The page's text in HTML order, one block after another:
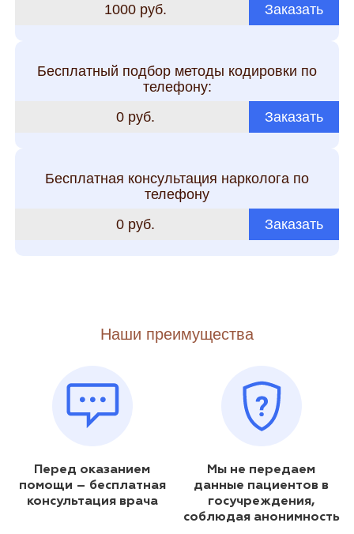
1000 руб.
Заказать
Бесплатный подбор методы кодировки по
телефону:
0 руб.
Заказать
Бесплатная консультация нарколога по
телефону
0 руб.
Заказать
Наши преимущества
Перед оказанием
помощи – бесплатная
консультация врача
Мы не передаем
данные пациентов в
госучреждения,
соблюдая анонимность